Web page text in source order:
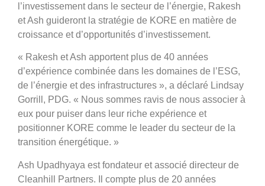
l’investissement dans le secteur de l’énergie, Rakesh
et Ash guideront la stratégie de KORE en matière de
croissance et d’opportunités d’investissement.
« Rakesh et Ash apportent plus de 40 années
d’expérience combinée dans les domaines de l’ESG,
de l’énergie et des infrastructures », a déclaré Lindsay
Gorrill, PDG. « Nous sommes ravis de nous associer à
eux pour puiser dans leur riche expérience et
positionner KORE comme le leader du secteur de la
transition énergétique. »
Ash Upadhyaya est fondateur et associé directeur de
Cleanhill Partners. Il compte plus de 20 années